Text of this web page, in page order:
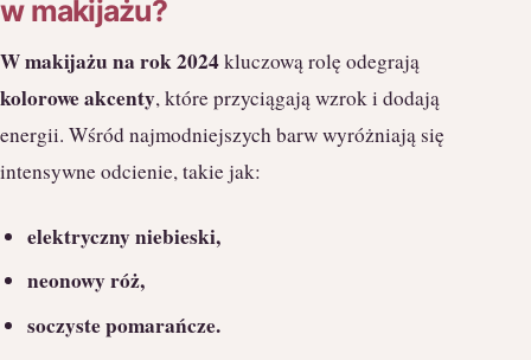
w makijażu?
W makijażu na rok 2024kluczową rolę odegrają
kolorowe akcenty, które przyciągają wzrok i dodają
energii. Wśród najmodniejszych barw wyróżniają się
intensywne odcienie, takie jak:
elektryczny niebieski,
neonowy róż,
soczyste pomarańcze.